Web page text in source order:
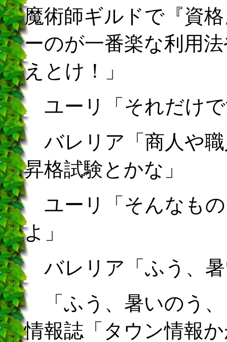
魔術師ギルドで『資
ーのが一番楽な利用
えとけ！」
ユーリ「それだけで
バレリア「商人や職
昇格試験とかな」
ユーリ「そんなもの
よ」
バレリア「ふう、暑
「ふう、暑いのう、
情報誌「タウン情報